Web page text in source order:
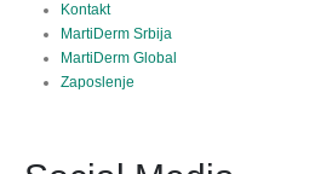
Kontakt
MartiDerm Srbija
MartiDerm Global
Zaposlenje